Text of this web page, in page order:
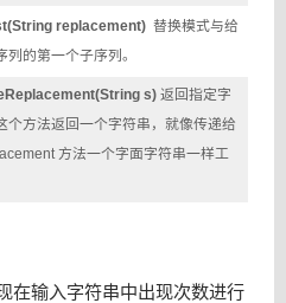
replacement) 替换模式与给
的第一个子序列。
s) 返回指定字
个方法返回一个字符串，就像传递给
方法一个字面字符串一样工
在输入字符串中出现次数进行